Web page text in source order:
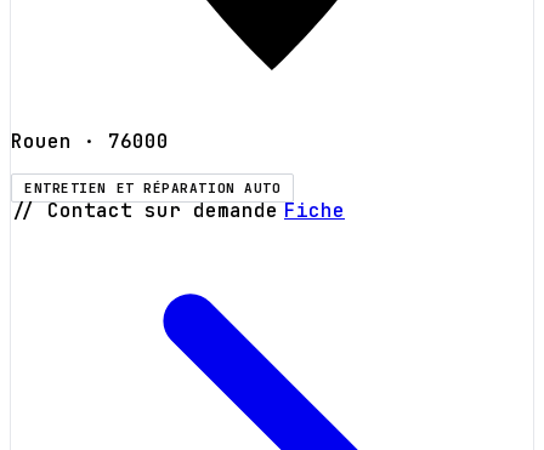
Rouen · 76000
ENTRETIEN ET RÉPARATION AUTO
// Contact sur demande Fiche